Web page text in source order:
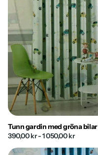
Tunn gardin med gröna bilar
390,00 kr- 1 050,00 kr